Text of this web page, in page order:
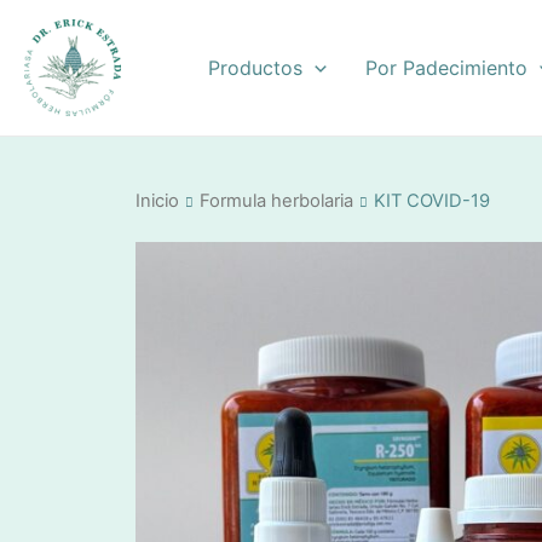
contenido
Productos Por Padecimiento
Inicio Formula herbolaria KIT COVID-19